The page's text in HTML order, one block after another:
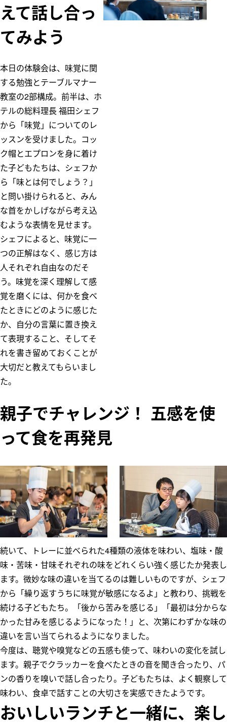
えて話し合っ
てみよう
本日の体験会は、味覚に関
する勉強とテーブルマナー
教室の2部構成。前半は、ホ
テルの総料理長 福田シェフ
から「味覚」についてのレ
ッスンを受けました。コッ
ク帽とエプロンを身に着け
た子どもたちは、シェフか
ら「味とは何でしょう？」
と問い掛けられると、みん
な首をかしげながら考え込
むような表情を見せます。
シェフによると、味覚に一
つの正解はなく、感じ方は
人それぞれ自由なのだそ
う。味覚を深く理解して感
覚を磨くには、何かを食べ
たときにどのように感じた
か、自分の言葉に置き換え
て表現すること、そしてそ
れを書き留めておくことが
大切だと教えてもらいまし
た。
親子でチャレンジ！ 五感を使
って食を再発見
続いて、トレーに並べられた4種類の液体を味わい、塩味・酸
味・苦味・甘味それぞれの味をどれくらい強く感じたか発表し
ます。微妙な味の違いを当てるのは難しいものですが、シェフ
から「繰り返すうちに味覚が敏感になるよ」と教わり、挑戦を
続ける子どもたち。「後から苦みを感じる」「最初は分からな
かった甘みを感じるようになった！」と、次第にわずかな味の
違いを言い当てられるようになりました。
今度は、聴覚や嗅覚などの五感も使って、味わいの変化を試し
ます。親子でクラッカーを食べたときの音を聞き合ったり、パ
ンの香りを嗅いで話し合ったり。子どもたちは、よく観察して
味わい、食卓で話すことの大切さを実感できたようです。
おいしいランチと一緒に、楽し